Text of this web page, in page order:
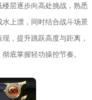
层逐步向高处挑战，熟悉
上漂，同时结合战斗场景
，提升跳跃高度与距离，
底掌握轻功操控节奏。